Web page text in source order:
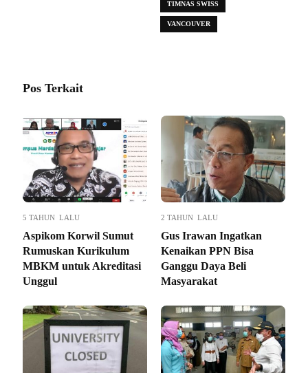
TIMNAS SWISS
VANCOUVER
Pos Terkait
5 TAHUN LALU
Aspikom Korwil Sumut
Rumuskan Kurikulum
MBKM untuk Akreditasi
Unggul
2 TAHUN LALU
Gus Irawan Ingatkan
Kenaikan PPN Bisa
Ganggu Daya Beli
Masyarakat